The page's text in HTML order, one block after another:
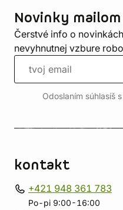
Novinky mailom
Čerstvé info o
nevyhnutnej vzbure
Odoslaním súhlasíš
kontakt
+421 948 361 783
Po-pi 9:00-16:00